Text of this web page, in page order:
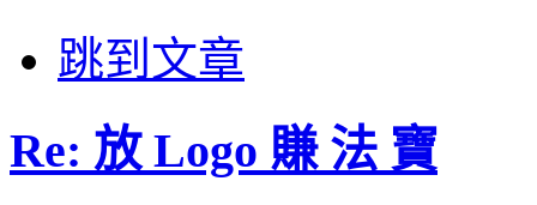
跳到文章
Re: 放 Logo 賺 法 寶